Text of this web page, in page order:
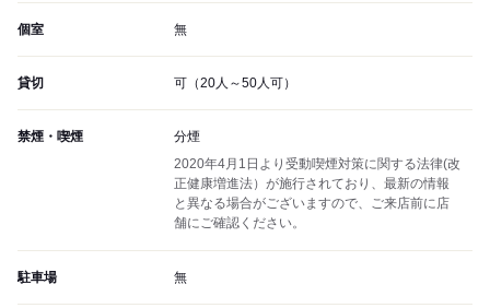
個室 無
貸切 可（20人～50人可）
禁煙・喫煙
分煙
2020年4月1日より受動喫煙対策に関する法律(改
正健康増進法）が施行されており、最新の情報
と異なる場合がございますので、ご来店前に店
舗にご確認ください。
駐車場 無